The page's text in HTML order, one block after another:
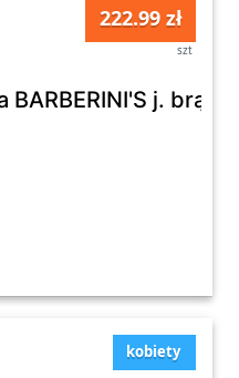
222.99 zł
szt
BARBERINI'S j.
kobiety